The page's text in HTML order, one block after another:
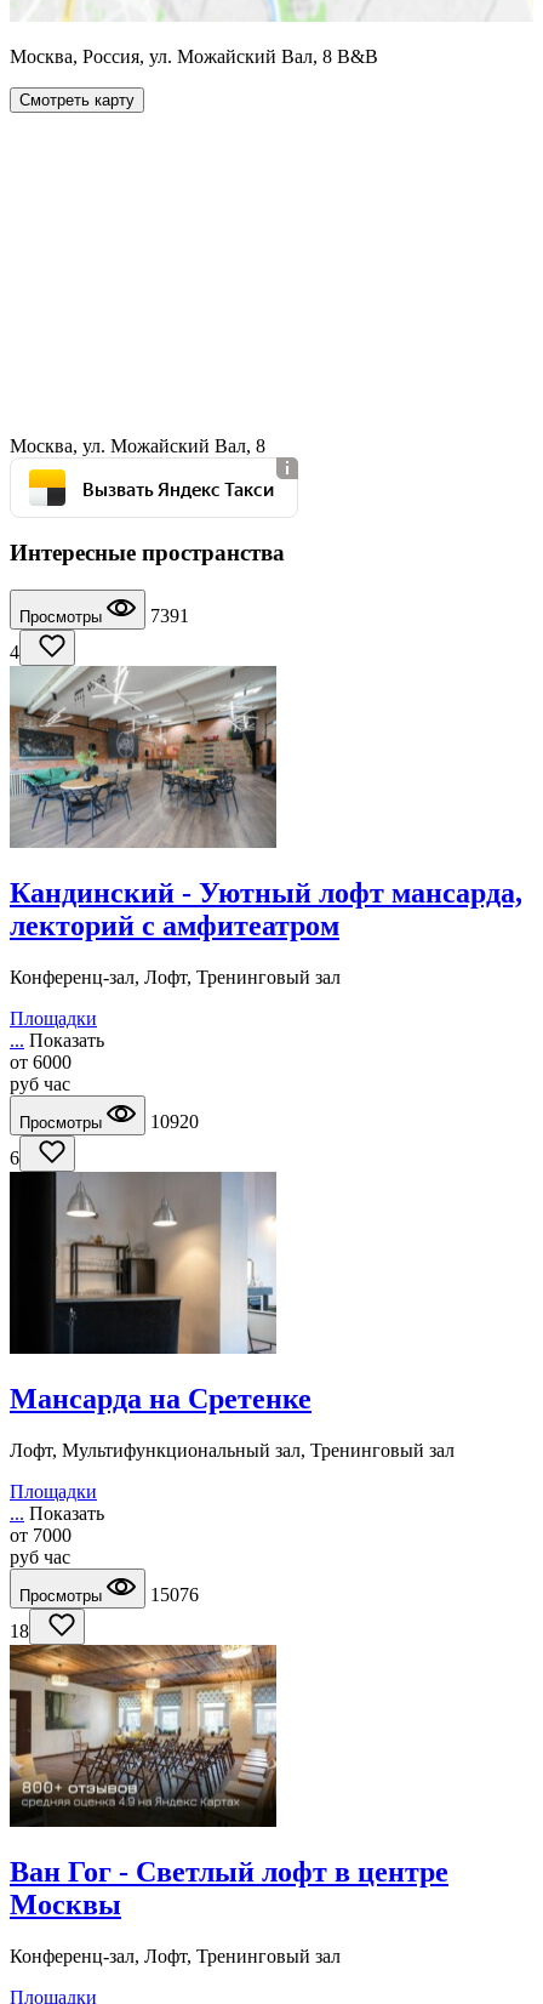
Москва, Россия, ул. Можайский Вал, 8 B&B
Смотреть карту
Москва, ул. Можайский Вал, 8
Вызвать Яндекс Такси
Интересные пространства
Просмотры
7391
4
Кандинский - Уютный лофт мансарда,
лекторий с амфитеатром
Конференц-зал, Лофт, Тренинговый зал
Площадки
... Показать
от 6000
руб час
Просмотры
10920
6
Мансарда на Сретенке
Лофт, Мультифункциональный зал, Тренинговый зал
Площадки
... Показать
от 7000
руб час
Просмотры
15076
18
Ван Гог - Светлый лофт в центре
Москвы
Конференц-зал, Лофт, Тренинговый зал
Площадки